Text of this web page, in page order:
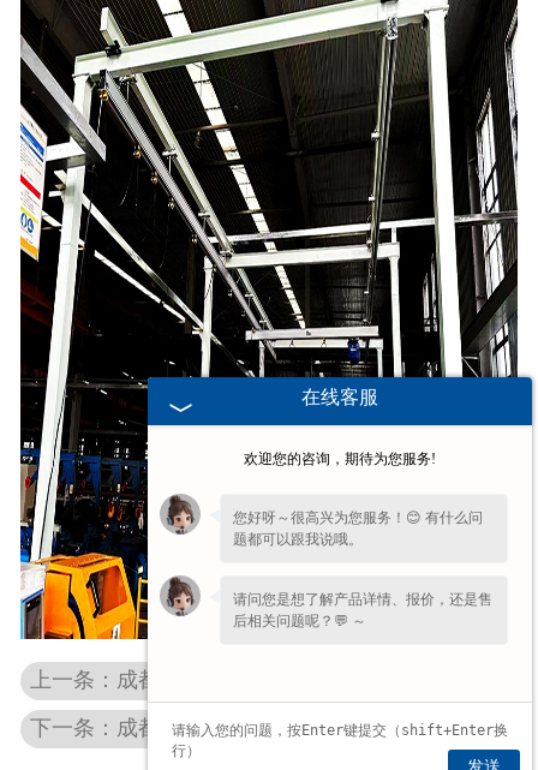
上一条：成都刚性单梁组合起重机
下一条：成都KBK柔性组合式悬挂起重机
在线客服
欢迎您的咨询，期待为您服务!
您好呀～很高兴为您服务！😊 有什么问
题都可以跟我说哦。
请问您是想了解产品详情、报价，还是售
后相关问题呢？💬 ～